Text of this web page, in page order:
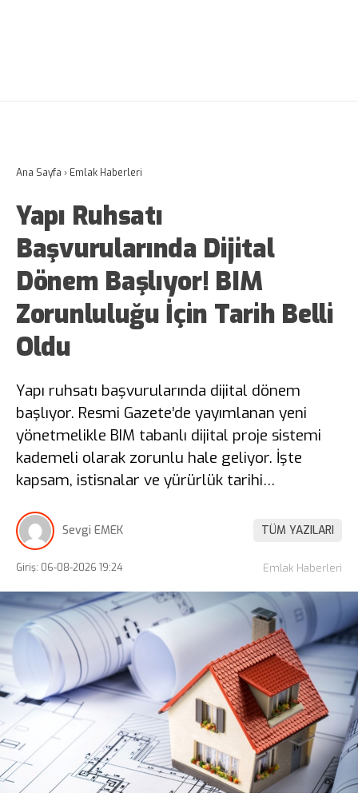
Ana Sayfa › Emlak Haberleri
Yapı Ruhsatı
Başvurularında Dijital
Dönem Başlıyor! BIM
Zorunluluğu İçin Tarih Belli
Oldu
Yapı ruhsatı başvurularında dijital dönem
başlıyor. Resmi Gazete’de yayımlanan yeni
yönetmelikle BIM tabanlı dijital proje sistemi
kademeli olarak zorunlu hale geliyor. İşte
kapsam, istisnalar ve yürürlük tarihi…
Sevgi EMEK TÜM YAZILARI
Giriş: 06-08-2026 19:24 Emlak Haberleri